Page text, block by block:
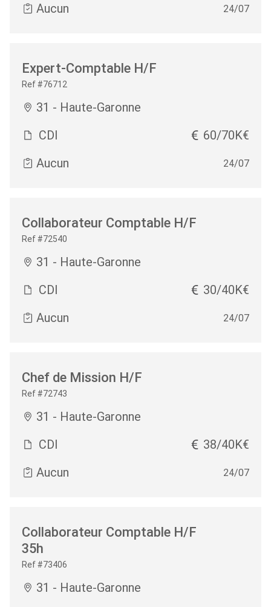
Aucun
24/07
Expert-Comptable H/F
Ref #76712
31 - Haute-Garonne
CDI
60/70K€
Aucun
24/07
Collaborateur Comptable H/F
Ref #72540
31 - Haute-Garonne
CDI
30/40K€
Aucun
24/07
Chef de Mission H/F
Ref #72743
31 - Haute-Garonne
CDI
38/40K€
Aucun
24/07
Collaborateur Comptable H/F
35h
Ref #73406
31 - Haute-Garonne